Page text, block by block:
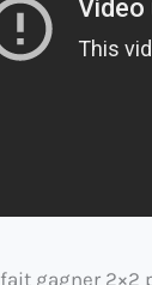
gagner 2×2